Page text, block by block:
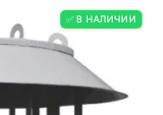
✅ В НАЛИЧИИ